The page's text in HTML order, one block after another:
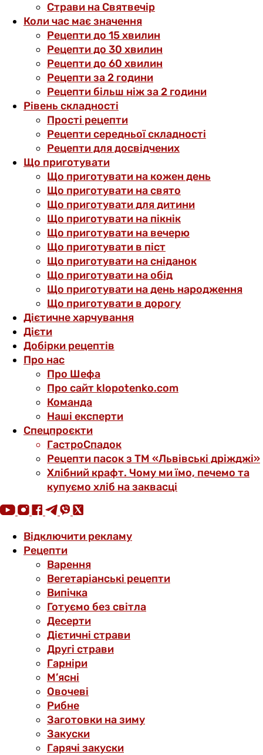
Страви на Святвечір
Коли час має значення
Рецепти до 15 хвилин
Рецепти до 30 хвилин
Рецепти до 60 хвилин
Рецепти за 2 години
Рецепти більш ніж за 2 години
Рівень складності
Прості рецепти
Рецепти середньої складності
Рецепти для досвідчених
Що приготувати
Що приготувати на кожен день
Що приготувати на свято
Що приготувати для дитини
Що приготувати на пікнік
Що приготувати на вечерю
Що приготувати в піст
Що приготувати на сніданок
Що приготувати на обід
Що приготувати на день народження
Що приготувати в дорогу
Дієтичне харчування
Дієти
Добірки рецептів
Про нас
Про Шефа
Про сайт klopotenko.com
Команда
Наші експерти
Спецпроєкти
ГастроСпадок
Рецепти пасок з ТМ «Львівські дріжджі»
Хлібний крафт. Чому ми їмо, печемо та
купуємо хліб на заквасці
Відключити рекламу
Рецепти
Варення
Вегетаріанські рецепти
Випічка
Готуємо без світла
Десерти
Дієтичні страви
Другі страви
Гарніри
М’ясні
Овочеві
Рибне
Заготовки на зиму
Закуски
Гарячі закуски